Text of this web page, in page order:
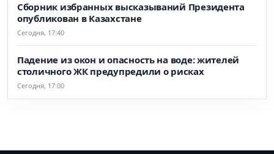
Сборник избранных высказываний Президента
опубликован в Казахстане
Сегодня, 17:40
Падение из окон и опасность на воде: жителей
столичного ЖК предупредили о рисках
Сегодня, 17:00